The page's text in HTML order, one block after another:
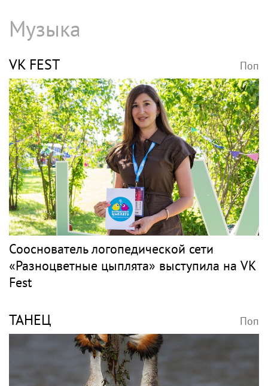
Музыка
VK FEST Поп
Сооснователь логопедической сети
«Разноцветные цыплята» выступила на VK
Fest
ТАНЕЦ Поп